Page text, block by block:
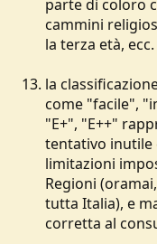
parte di coloro
cammini
la terza età, ecc.
la
come "facile",
"E+", "E++"
tentativo inutile
limitazioni
Regioni
tutta Italia), e
corretta al